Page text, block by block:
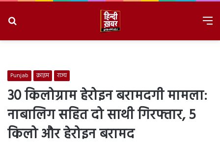
Punjab क्राइम राज्य
30 किलोग्राम हेरोइन बरामदगी मामला:
नाबालिग सहित दो साथी गिरफ्तार, 5
किलो और हेरोइन बरामद